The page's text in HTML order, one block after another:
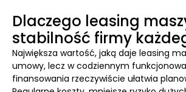
Dlaczego leasing
stabilność firmy
Największa wartość, jaką daje leasing
umowy, lecz w codziennym
finansowania rzeczywiście ułatwia